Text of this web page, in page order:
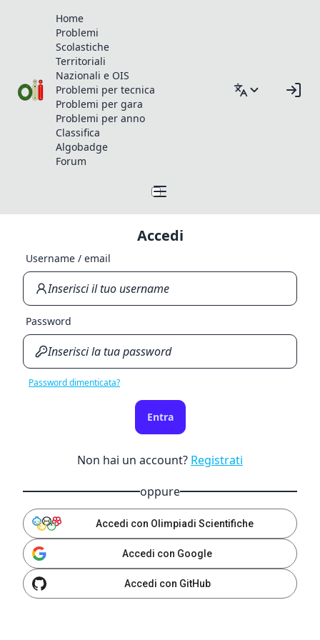
Home
Problemi
Scolastiche
Territoriali
Nazionali e OIS
Problemi per tecnica
Problemi per gara
Problemi per anno
Classifica
Algobadge
Forum
Accedi
Username / email
Password
Password dimenticata?
Entra
Non hai un account? Registrati
oppure
Accedi con Olimpiadi Scientifiche
Accedi con Google
Accedi con GitHub